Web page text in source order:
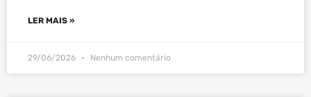
LER MAIS »
29/06/2026 Nenhum comentário